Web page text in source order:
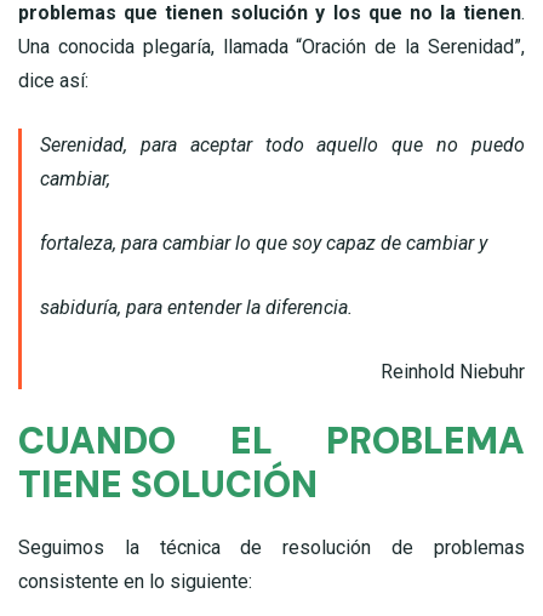
problemas que tienen solución y los que no la tienen.
Una conocida plegaría, llamada “Oración de la Serenidad”,
dice así:
Serenidad, para aceptar todo aquello que no puedo
cambiar,
fortaleza, para cambiar lo que soy capaz de cambiar y
sabiduría, para entender la diferencia.
Reinhold Niebuhr
CUANDO EL PROBLEMA
TIENE SOLUCIÓN
Seguimos la técnica de resolución de problemas
consistente en lo siguiente: